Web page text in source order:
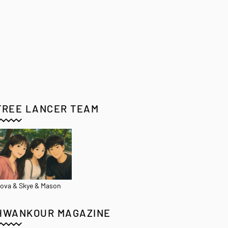
LANCER TEAM
& Skye & Mason
MAGAZINE